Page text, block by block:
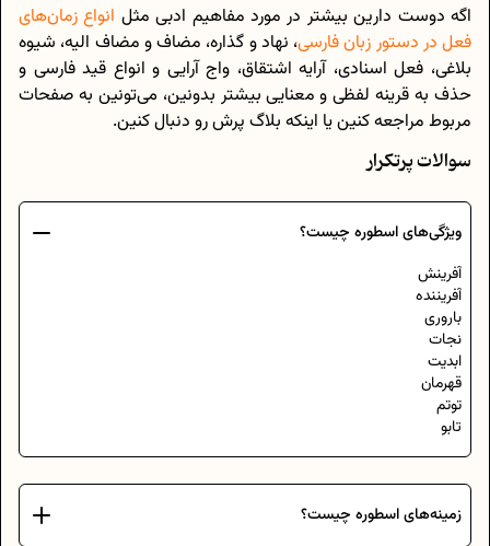
اگه دوست دارین بیشتر در مورد مفاهیم ادبی مثل انواع زمان‌های
فعل در دستور زبان فارسی، نهاد و گذاره، مضاف و مضاف الیه، شیوه
بلاغی، فعل اسنادی، آرایه اشتقاق، واج آرایی و انواع قید فارسی و
حذف به قرینه لفظی و معنایی بیشتر بدونین، می‌تونین به صفحات
مربوط مراجعه کنین یا اینکه بلاگ پرش رو دنبال کنین.
سوالات پرتکرار
ویژگی‌های اسطوره چیست؟
آفرینش
آفریننده
باروری
نجات
ابدیت
قهرمان
توتم
تابو
زمینه‌های اسطوره چیست؟